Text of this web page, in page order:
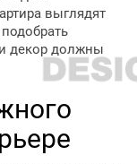
выглядят
декор должны